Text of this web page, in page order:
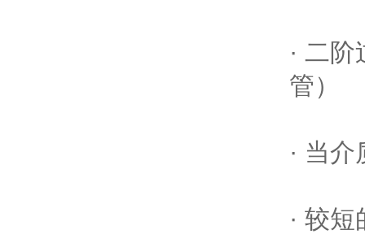
· 二阶
管）
· 当介
· 较